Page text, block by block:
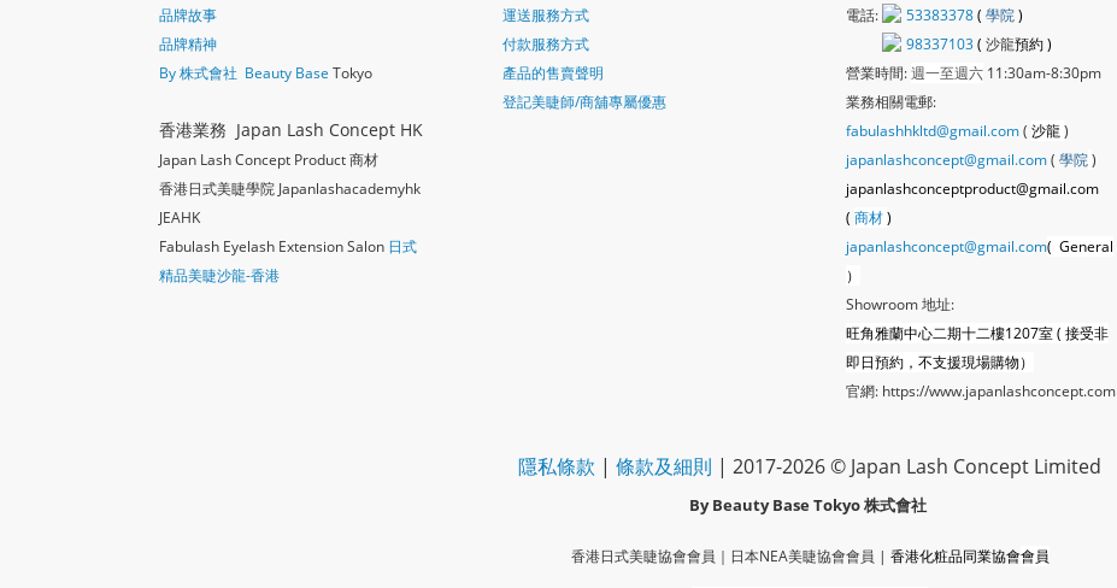
品牌故事
品牌精神
By 株式會社 Beauty Base Tokyo
香港業務 Japan Lash Concept HK
Japan Lash Concept Product 商材
香港日式美睫學院 Japanlashacademyhk
JEAHK
Fabulash Eyelash Extension Salon 日式
精品美睫沙龍-香港
運送服務方式
付款服務方式
產品的售賣聲明
登記美睫師/商舖專屬優惠
電話: 53383378( 學院)
98337103( 沙龍預約 )
營業時間:週一至週六 11:30am-8:30pm
業務相關電郵:
fabulashhkltd@gmail.com( 沙龍)
japanlashconcept@gmail.com( 學院)
japanlashconceptproduct@gmail.com
( 商材)
japanlashconcept@gmail.com( General
）
Showroom 地址:
旺角雅蘭中心二期十二樓1207室 ( 接受非
即日預約，不支援現場購物）
官網: https://www.japanlashconcept.com
隱私條款 | 條款及細則 | 2017-2026 © Japan Lash Concept Limited
By Beauty Base Tokyo株式會社
香港日式美睫協會會員｜ 日本NEA美睫協會會員 | 香港化粧品同業協會會員